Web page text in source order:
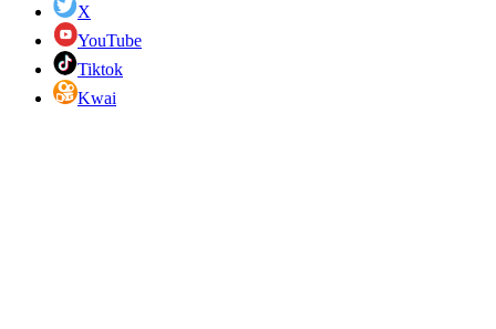
X
YouTube
Tiktok
Kwai